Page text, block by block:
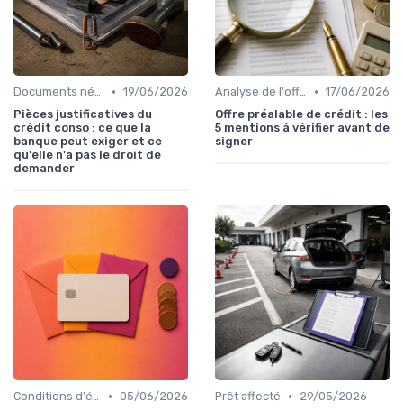
Documents nécessaires • 19/06/2026
Pièces justificatives du
crédit conso : ce que la
banque peut exiger et ce
qu'elle n'a pas le droit de
demander
Analyse de l'offre de prêt • 17/06/2026
Offre préalable de crédit : les
5 mentions à vérifier avant de
signer
Conditions d'éligibilité • 05/06/2026
Prêt affecté •
29/05/2026